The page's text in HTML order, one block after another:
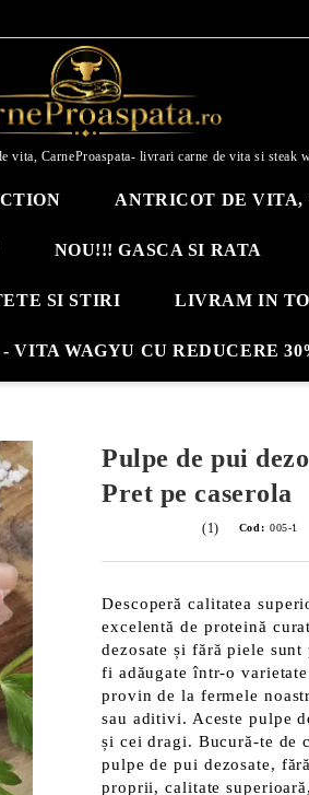
vita, CarneProaspata- livrari carne de vita si steak
ANTRICOT DE VITA,
NOU!!! GASCA SI RATA
SI STIRI LIVRAM IN
VITA WAGYU CU REDUCERE
Pulpe de pui
Pret pe caserola
(1) Cod: 005-1
Descoperă calitatea
excelentă de proteină
dezosate și fără piele
fi adăugate într-o
provin de la fermele
sau aditivi. Aceste pulpe
și cei dragi. Bucură-te de
pulpe de pui dezosate,
proprii, calitate